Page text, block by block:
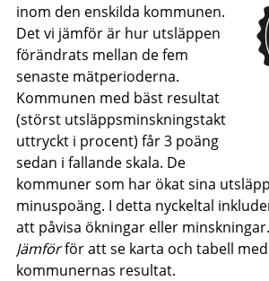
inom den enskilda kommunen.
Det vi jämför är hur utsläppen
förändrats mellan de fem
senaste mätperioderna.
Kommunen med bäst resultat
(störst utsläppsminskningstakt
uttryckt i procent) får 3 poäng
sedan i fallande skala. De
kommuner som har ökat sina
minuspoäng. I detta nyckeltal
att påvisa ökningar eller
Jämförför att se karta och tabell
kommunernas resultat.